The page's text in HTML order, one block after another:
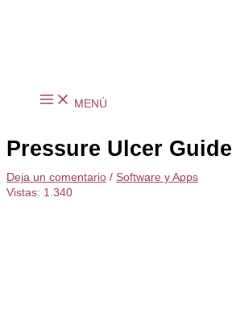
MENÚ
Pressure Ulcer Guide
Deja un comentario / Software y Apps
Vistas: 1.340